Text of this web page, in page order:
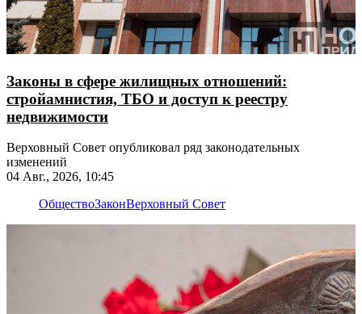
Законы в сфере жилищных отношений:
стройамнистия, ТБО и доступ к реестру
недвижимости
Верховный Совет опубликовал ряд законодательных
изменений
04 Авг., 2026, 10:45
ОбществоЗаконВерховный Совет